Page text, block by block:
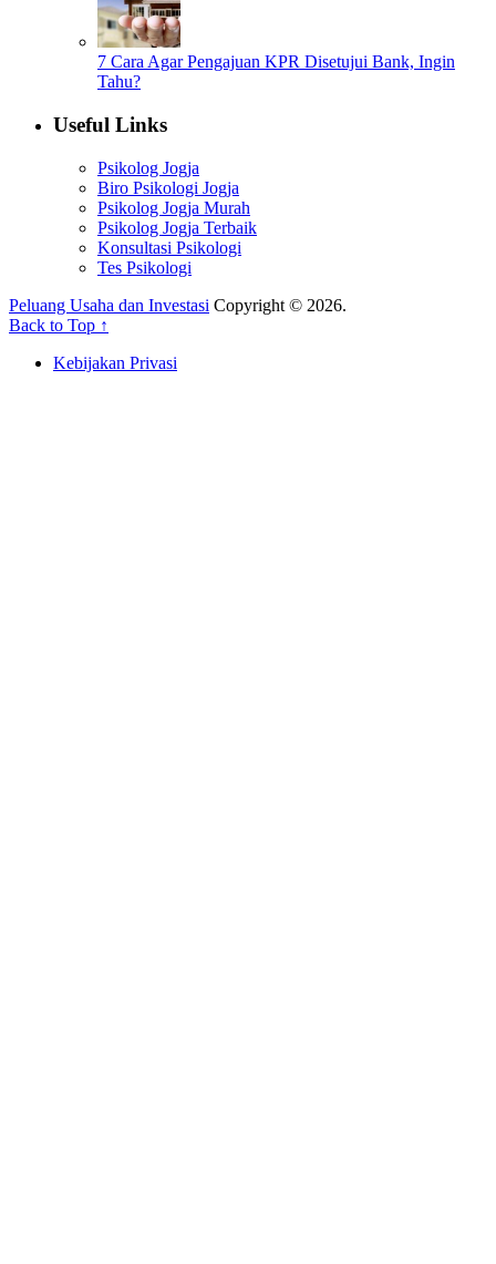
7 Cara Agar Pengajuan KPR Disetujui Bank, Ingin
Tahu?
Useful Links
Psikolog Jogja
Biro Psikologi Jogja
Psikolog Jogja Murah
Psikolog Jogja Terbaik
Konsultasi Psikologi
Tes Psikologi
Peluang Usaha dan Investasi Copyright © 2026.
Back to Top ↑
Kebijakan Privasi